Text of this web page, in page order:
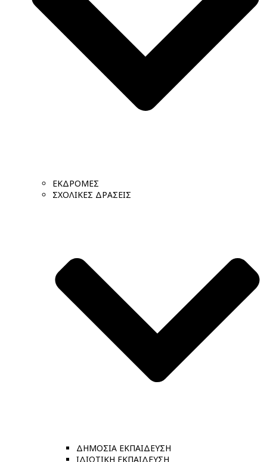
ΕΚΔΡΟΜΕΣ
ΣΧΟΛΙΚΕΣ ΔΡΑΣΕΙΣ
ΔΗΜΟΣΙΑ ΕΚΠΑΙΔΕΥΣΗ
ΙΔΙΩΤΙΚΗ ΕΚΠΑΙΔΕΥΣΗ